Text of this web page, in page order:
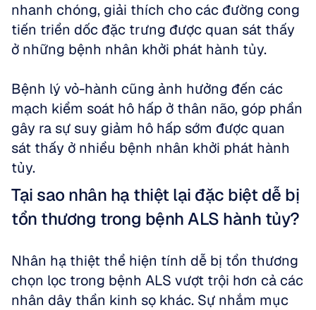
nhanh chóng, giải thích cho các đường cong
tiến triển dốc đặc trưng được quan sát thấy
ở những bệnh nhân khởi phát hành tủy.
Bệnh lý vỏ-hành cũng ảnh hưởng đến các
mạch kiểm soát hô hấp ở thân não, góp phần
gây ra sự suy giảm hô hấp sớm được quan
sát thấy ở nhiều bệnh nhân khởi phát hành
tủy.
Tại sao nhân hạ thiệt lại đặc biệt dễ bị
tổn thương trong bệnh ALS hành tủy?
Nhân hạ thiệt thể hiện tính dễ bị tổn thương
chọn lọc trong bệnh ALS vượt trội hơn cả các
nhân dây thần kinh sọ khác. Sự nhắm mục